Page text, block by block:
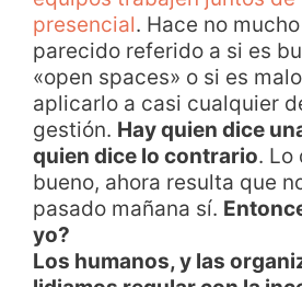
presencial. Hace no
parecido referido a si es
«open spaces» o si es
aplicarlo a casi cualquier
gestión. Hay quien dice
quien dice lo contrario. Lo
bueno, ahora resulta que
pasado mañana sí.
yo?
Los humanos, y las